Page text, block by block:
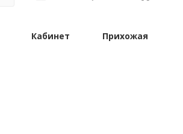
Кабинет Прихожая